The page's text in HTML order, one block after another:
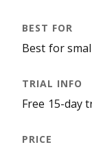
Best for
Free 15-day